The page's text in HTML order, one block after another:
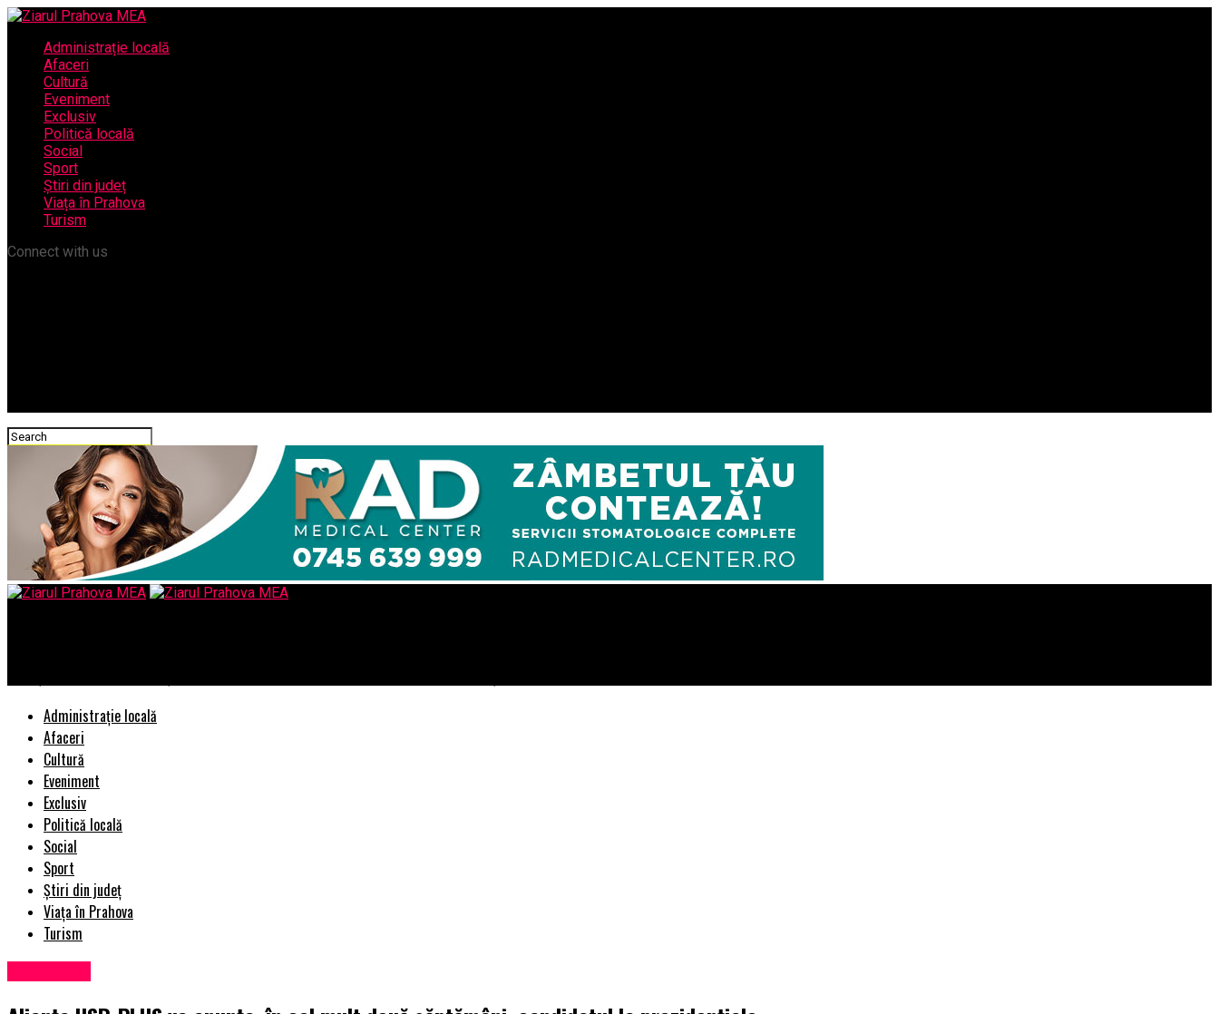
Administrație locală
Afaceri
Cultură
Eveniment
Exclusiv
Politică locală
Social
Sport
Știri din județ
Viața în Prahova
Turism
Connect with us
Administrație locală
Afaceri
Cultură
Eveniment
Exclusiv
Politică locală
Social
Sport
Știri din județ
Viața în Prahova
Turism